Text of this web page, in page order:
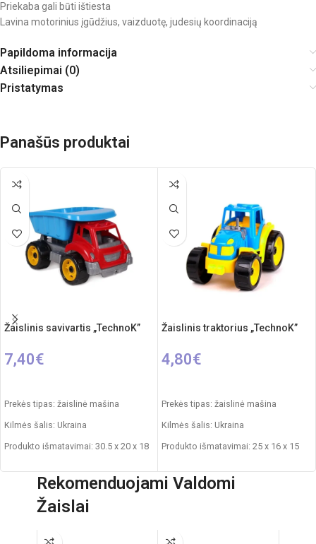
Priekaba gali būti ištiesta
Lavina motorinius įgūdžius, vaizduotę, judesių koordinaciją
Papildoma informacija
Atsiliepimai (0)
Pristatymas
Panašūs produktai
Žaislinis savivartis „TechnoK”
7,40€
Prekės tipas: žaislinė mašina
Kilmės šalis: Ukraina
Produkto išmatavimai: 30.5 x 20 x 18
Svoris: 0,450 kg
Produkto medžiaga: plastikas
Žaislinis traktorius „TechnoK”
4,80€
Prekės tipas: žaislinė mašina
Kilmės šalis: Ukraina
Produkto išmatavimai: 25 x 16 x 15
Svoris: 0,290 kg
metų
Rekomenduojami Valdomi
Žaislai